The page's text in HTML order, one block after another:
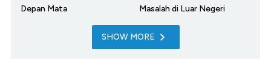
Depan Mata
Masalah di Luar Negeri
SHOW MORE